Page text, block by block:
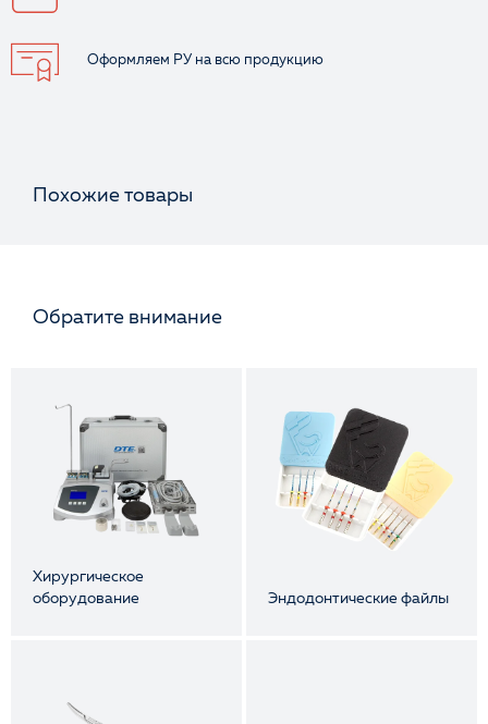
Оформляем РУ на всю продукцию
Похожие товары
Обратите внимание
Хирургическое
оборудование
Эндодонтические файлы